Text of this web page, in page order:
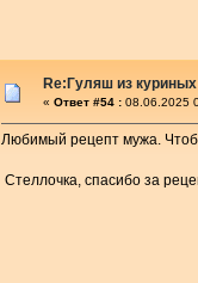
Re:Гуляш из
« Ответ #54 : 08.06.2025
Любимый рецепт мужа. Чтоб
Стеллочка, спасибо за